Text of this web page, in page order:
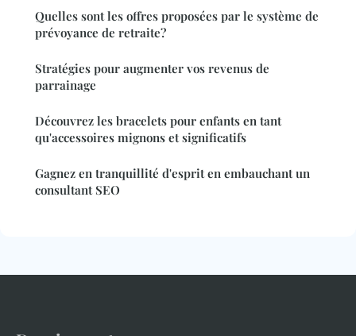
Quelles sont les offres proposées par le système de
prévoyance de retraite?
Stratégies pour augmenter vos revenus de
parrainage
Découvrez les bracelets pour enfants en tant
qu'accessoires mignons et significatifs
Gagnez en tranquillité d'esprit en embauchant un
consultant SEO